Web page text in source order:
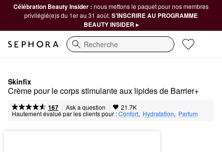
Célébration Beauty Insider : nous mettons le paquet pour nos membres
privilégié(e)s du 1er au 31 août. S’INSCRIRE AU PROGRAMME
BEAUTY INSIDER ▸
Recherche
Skinfix
Crème pour le corps stimulante aux lipides de Barrier+
167 | Ask a question | 21.7K
Hautement évalué par les clients pour :Confort, Hydratation, Parfum